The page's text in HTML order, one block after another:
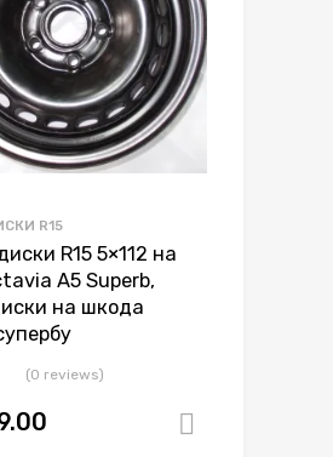
R15
R15 5×112 на
A5 Superb,
на шкода
(0 reviews)